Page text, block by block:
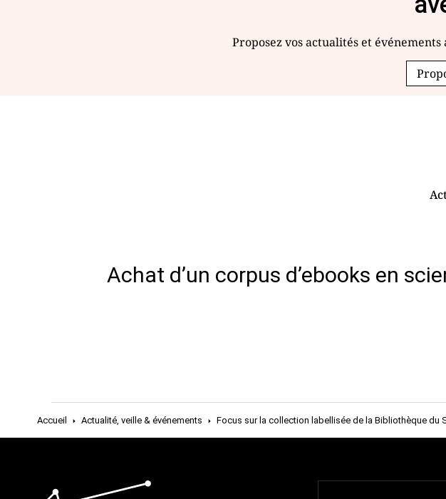
Proposez vos actualités et
Achat d’un corpus d’ebooks en
Accueil Actualité, veille & événements Focus sur la collection labellisée de la Bibliothèque du